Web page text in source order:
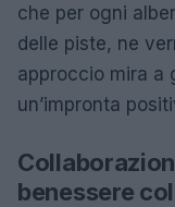
che per ogni
delle piste, ne
approccio mira a
un’impronta
benessere